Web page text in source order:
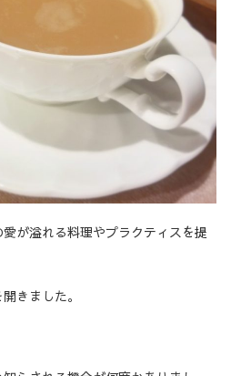
が溢れる料理やプラクティスを提
きました。